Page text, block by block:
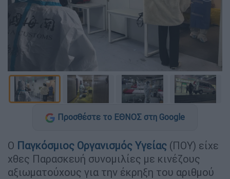
Προσθέστε το ΕΘΝΟΣ στη Google
Ο Παγκόσμιος Οργανισμός Υγείας (ΠΟΥ) είχε
χθες Παρασκευή συνομιλίες με κινέζους
αξιωματούχους για την έκρηξη του αριθμού